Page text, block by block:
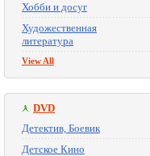
Хобби и досуг
Художественная
литература
View All
DVD
Детектив, Боевик
Детское Кино